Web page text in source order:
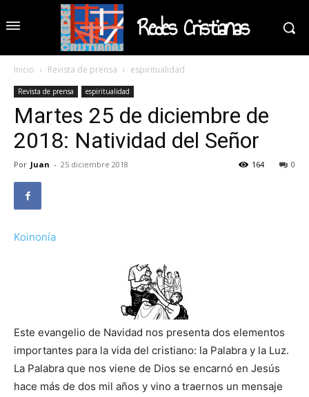
Redes Cristianas
Inicio Revista de prensa espiritualidad
Revista de prensa espiritualidad
Martes 25 de diciembre de
2018: Natividad del Señor
Por Juan - 25 diciembre 2018 0
164
Koinonía
Este evangelio de Navidad nos presenta dos elementos
importantes para la vida del cristiano: la Palabra y la Luz.
La Palabra que nos viene de Dios se encarnó en Jesús
hace más de dos mil años y vino a traernos un mensaje